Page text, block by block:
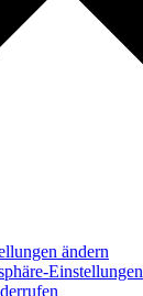
ändern
Einstellungen